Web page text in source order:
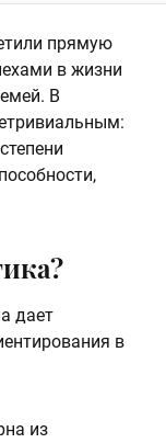
прямую
в жизни
В
дает
в
из